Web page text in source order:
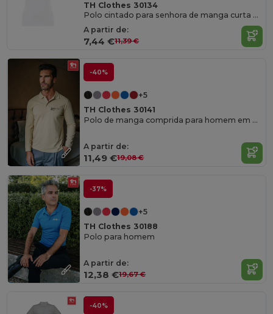
TH Clothes 30134
Polo cintado para senhora de manga curta em algodão cardado
A partir de:
7,44 €11,39 €
-40%
+5
TH Clothes 30141
Polo de manga comprida para homem em algodão cardado
A partir de:
11,49 €19,08 €
-37%
+5
TH Clothes 30188
Polo para homem
A partir de:
12,38 €19,67 €
-40%